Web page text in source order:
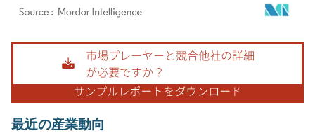
画像 © Mordor Intelligence。再利用にはCC BY 4.0の表示が必要です。
最近の産業動向